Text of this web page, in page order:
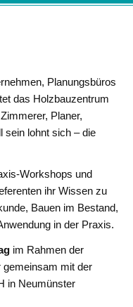
Holzbau-
Nord
als klimafreundlicher
Planungsbüros
das Holzbauzentrum
Planer,
sein lohnt sich – die
Workshops und
ihr Wissen zu
Bauen im Bestand,
in der Praxis.
im Rahmen der
gemeinsam mit der
in Neumünster